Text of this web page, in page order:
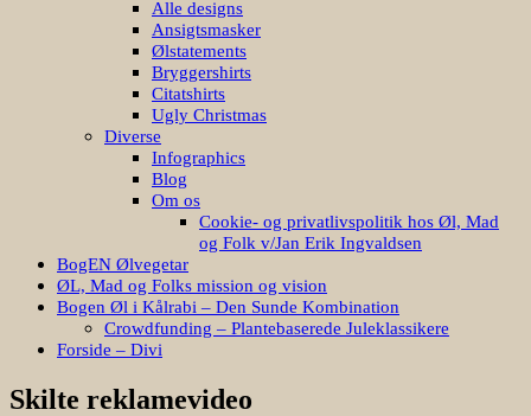
Alle designs
Ansigtsmasker
Ølstatements
Bryggershirts
Citatshirts
Ugly Christmas
Diverse
Infographics
Blog
Om os
Cookie- og privatlivspolitik hos Øl, Mad
og Folk v/Jan Erik Ingvaldsen
BogEN Ølvegetar
ØL, Mad og Folks mission og vision
Bogen Øl i Kålrabi – Den Sunde Kombination
Crowdfunding – Plantebaserede Juleklassikere
Forside – Divi
Skilte reklamevideo